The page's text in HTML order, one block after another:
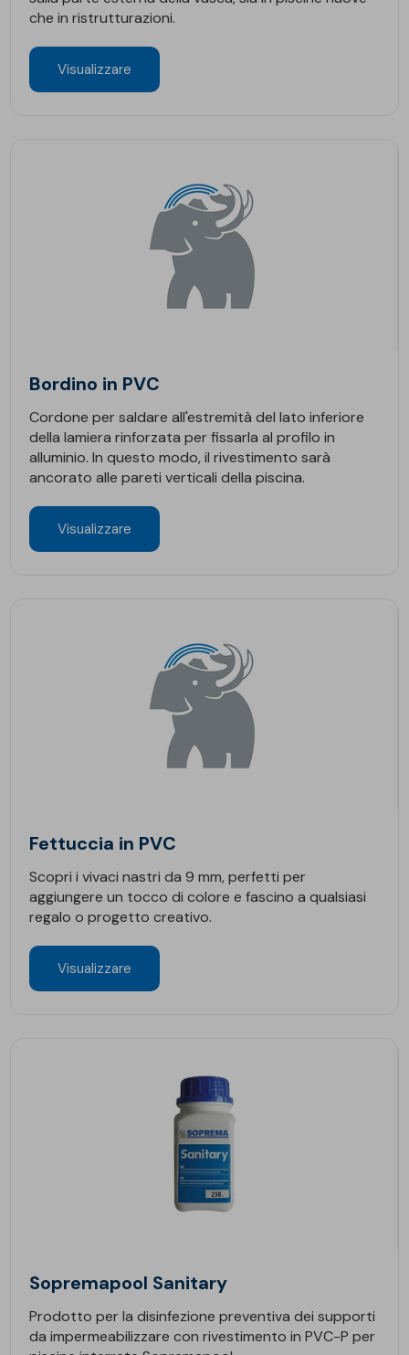
che in ristrutturazioni.
Visualizzare
Bordino in PVC
Cordone per saldare all'estremità del lato inferiore
della lamiera rinforzata per fissarla al profilo in
alluminio. In questo modo, il rivestimento sarà
ancorato alle pareti verticali della piscina.
Visualizzare
Fettuccia in PVC
Scopri i vivaci nastri da 9 mm, perfetti per
aggiungere un tocco di colore e fascino a qualsiasi
regalo o progetto creativo.
Visualizzare
Sopremapool Sanitary
Prodotto per la disinfezione preventiva dei supporti
da impermeabilizzare con rivestimento in PVC-P per